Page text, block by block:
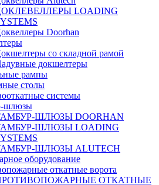
LOADING
Doorhan
со складной рамой
докшелтеры
рампы
столы
системы
шлюзы
ШЛЮЗЫ DOORHAN
ШЛЮЗЫ LOADING
ШЛЮЗЫ ALUTECH
оборудование
откатные ворота
ОТКАТНЫЕ